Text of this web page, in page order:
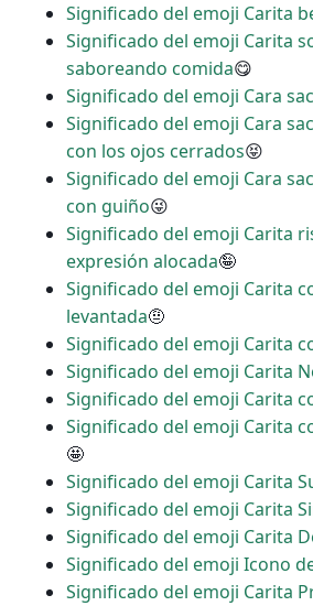
Significado del emoji Carita
Significado del emoji Carita
saboreando comida😋
Significado del emoji Cara
Significado del emoji Cara
con los ojos cerrados😝
Significado del emoji Cara
con guiño😜
Significado del emoji Carita
expresión alocada🤪
Significado del emoji Carita
levantada🤨
Significado del emoji Carita
Significado del emoji Carita
Significado del emoji Carita
Significado del emoji Carita
🤩
Significado del emoji Carita
Significado del emoji Carita
Significado del emoji Carita
Significado del emoji Icono
Significado del emoji Carita